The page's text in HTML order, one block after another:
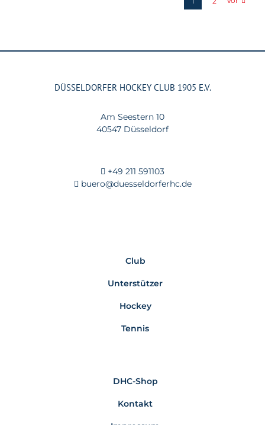
DÜSSELDORFER HOCKEY CLUB 1905 E.V.
Am Seestern 10
40547 Düsseldorf
+49 211 591103
buero@duesseldorferhc.de
Club
Unterstützer
Hockey
Tennis
DHC-Shop
Kontakt